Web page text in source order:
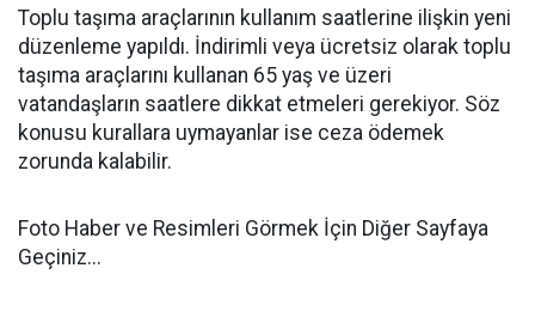
Toplu taşıma araçlarının kullanım saatlerine ilişkin yeni
düzenleme yapıldı. İndirimli veya ücretsiz olarak toplu
taşıma araçlarını kullanan 65 yaş ve üzeri
vatandaşların saatlere dikkat etmeleri gerekiyor. Söz
konusu kurallara uymayanlar ise ceza ödemek
zorunda kalabilir.
Foto Haber ve Resimleri Görmek İçin Diğer Sayfaya
Geçiniz...